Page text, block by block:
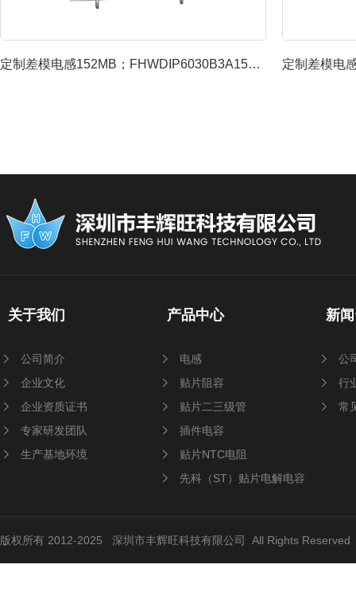
定制差模电感152MB；FHWDIP6030B3A152MB...
关于我们
公司简介
企业文化
企业资质证书
专家研发团队
生产基地环境
产品中心
电感
贴片阻容
贴片二三级管
插件电容
贴片NTC电阻
先科（ST）贴片电解电容
新
公
行
常
版权所有 2012-2025 深圳市丰辉旺科技有限公司 All Rights